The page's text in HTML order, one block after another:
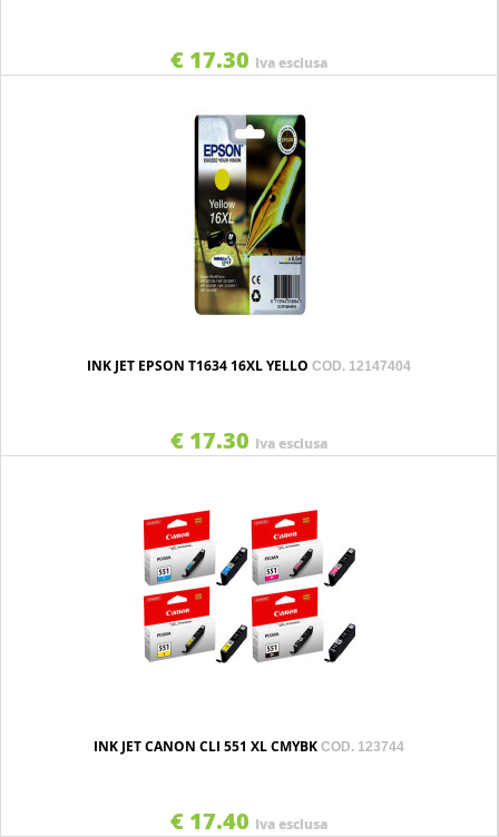
€ 17.30 Iva esclusa
INK JET EPSON T1634 16XL YELLO COD. 12147404
€ 17.30 Iva esclusa
INK JET CANON CLI 551 XL CMYBK COD. 123744
€ 17.40 Iva esclusa